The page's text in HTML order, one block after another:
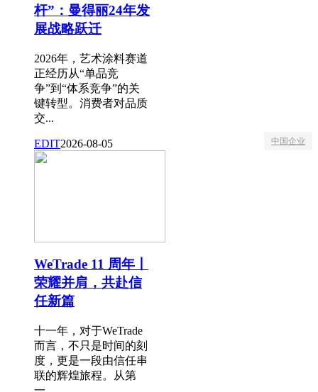
杆”：曼得丽24年发
展战略跃迁
2026年，艺术涂料赛道
正经历从“单品竞
争”到“体系竞争”的关
键转型。消费者对品质
交...
EDIT2026-08-05 中国企业
WeTrade 11 周年丨
荣耀并肩，共赴信
任新篇
十一年，对于WeTrade
而言，不只是时间的刻
度，更是一段由信任串
联的辉煌旅程。从第